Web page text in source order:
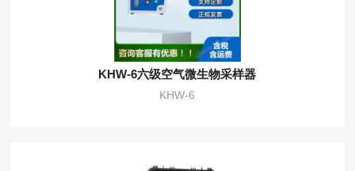
KHW-6六级空气微生物采样器
KHW-6